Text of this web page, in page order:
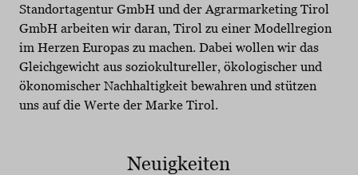
Standortagentur GmbH und der Agrarmarketing Tirol
GmbH arbeiten wir daran, Tirol zu einer Modellregion
im Herzen Europas zu machen. Dabei wollen wir das
Gleichgewicht aus soziokultureller, ökologischer und
ökonomischer Nachhaltigkeit bewahren und stützen
uns auf die Werte der Marke Tirol.
Neuigkeiten